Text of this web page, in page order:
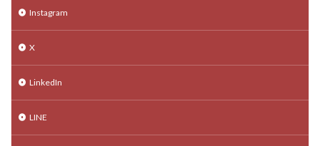
Instagram
X
LinkedIn
LINE